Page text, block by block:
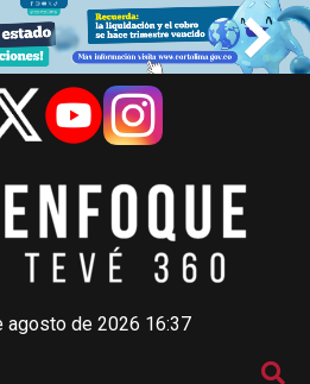
agosto de 2026 16:37